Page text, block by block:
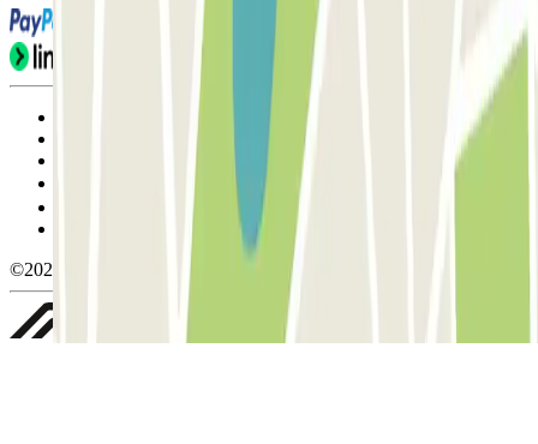
Condiciones de uso y contratación
Condiciones de cancelación
Política de cookies
Política de privacidad
©2026 Parclick. All rights reserved